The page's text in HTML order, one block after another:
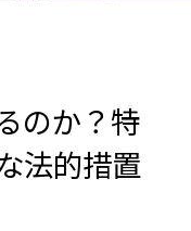
のか？特
法的措置